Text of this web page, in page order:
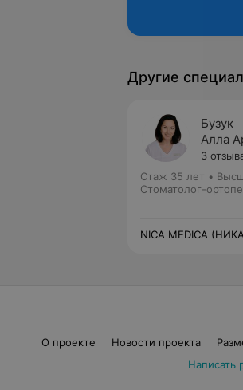
Другие
Бузук
Алла
3
Стаж 35 лет •
Стоматолог-
NICA MEDICA
О проекте Новости проекта
Написать